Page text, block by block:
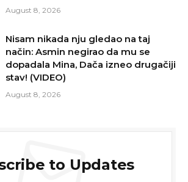
August 8, 2026
Nisam nikada nju gledao na taj
način: Asmin negirao da mu se
dopadala Mina, Dača izneo drugačiji
stav! (VIDEO)
August 8, 2026
to Updates